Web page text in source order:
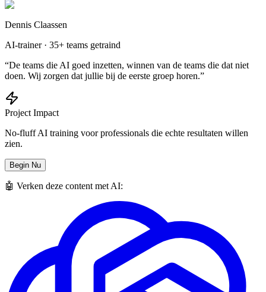
Dennis Claassen
AI-trainer · 35+ teams getraind
“De teams die AI goed inzetten, winnen van de teams die dat niet
doen. Wij zorgen dat jullie bij de eerste groep horen.”
Project Impact
No-fluff AI training voor professionals die echte resultaten willen
zien.
Begin Nu
🤖 Verken deze content met AI: